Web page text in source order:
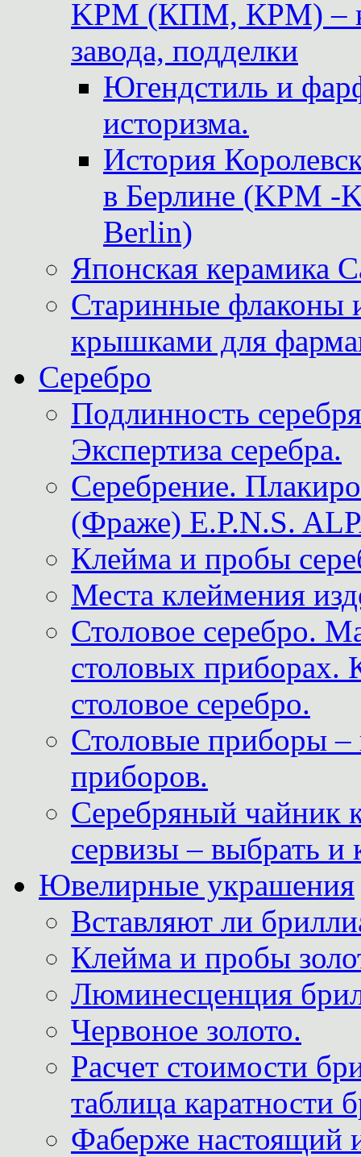
KPM (КПМ, КРМ) –
завода, подделки
Югендстиль и
историзма.
История
в Берлине (KPM -
Berlin)
Японская керамика
Старинные флаконы
крышками для
Серебро
Подлинность
Экспертиза серебра.
Серебрение.
(Фраже) E.P.N.S.
Клейма и пробы
Места клеймения
Столовое серебро.
столовых приборах.
столовое серебро.
Столовые приборы –
приборов.
Серебряный чайник
сервизы – выбрать и
Ювелирные украшения
Вставляют ли
Клейма и пробы
Люминесценция
Червоное золото.
Расчет стоимости
таблица каратности
Фаберже настоящий